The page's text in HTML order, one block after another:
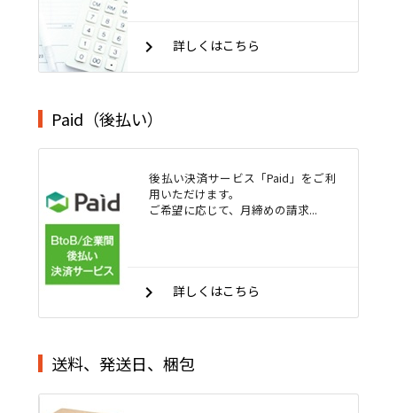
keyboard_arrow_right 詳しくはこちら
Paid（後払い）
後払い決済サービス「Paid」をご利
用いただけます。
ご希望に応じて、月締めの請求...
keyboard_arrow_right 詳しくはこちら
送料、発送日、梱包